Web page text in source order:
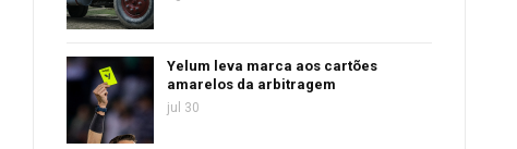
Yelum leva marca aos cartões
amarelos da arbitragem
jul 30